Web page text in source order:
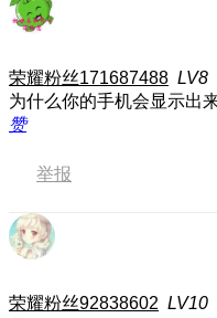
荣耀粉丝171687488 LV8
为什么你的手机会显示出
赞
举报
荣耀粉丝92838602 LV10